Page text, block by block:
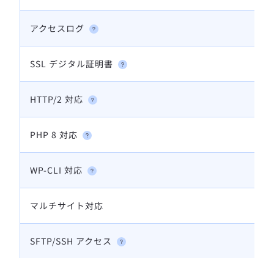
アクセスログ
SSL デジタル証明書
HTTP/2 対応
PHP 8 対応
WP-CLI 対応
マルチサイト対応
SFTP/SSH アクセス